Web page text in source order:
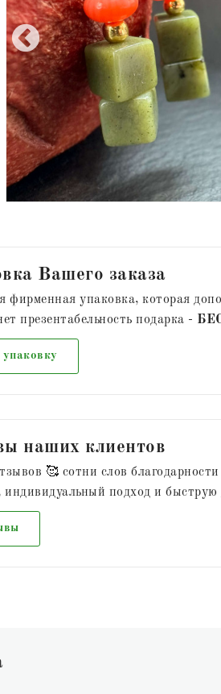
Вашего заказа
фирменная упаковка, которая
презентабельность подарка -
наших клиентов
🥰 сотни слов
индивидуальный подход и быструю